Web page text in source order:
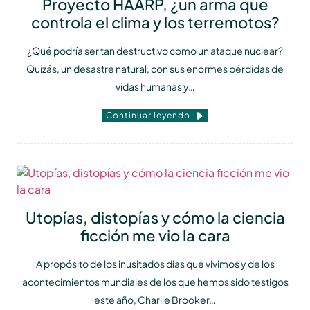
Proyecto HAARP, ¿un arma que
controla el clima y los terremotos?
¿Qué podría ser tan destructivo como un ataque nuclear?
Quizás, un desastre natural, con sus enormes pérdidas de
vidas humanas y…
Continuar leyendo
Utopías, distopías y cómo la ciencia
ficción me vio la cara
A propósito de los inusitados días que vivimos y de los
acontecimientos mundiales de los que hemos sido testigos
este año, Charlie Brooker…